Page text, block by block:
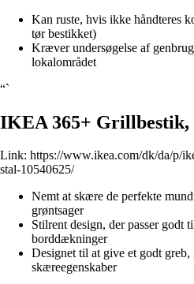
Kan ruste, hvis ikke håndteres
tør bestikket)
Kræver undersøgelse af
lokalområdet
“`
IKEA 365+ Grillbestik,
Link: https://www.ikea.com/dk/da/p/
stal-10540625/
Nemt at skære de perfekte
grøntsager
Stilrent design, der passer godt
borddækninger
Designet til at give et godt greb,
skæreegenskaber